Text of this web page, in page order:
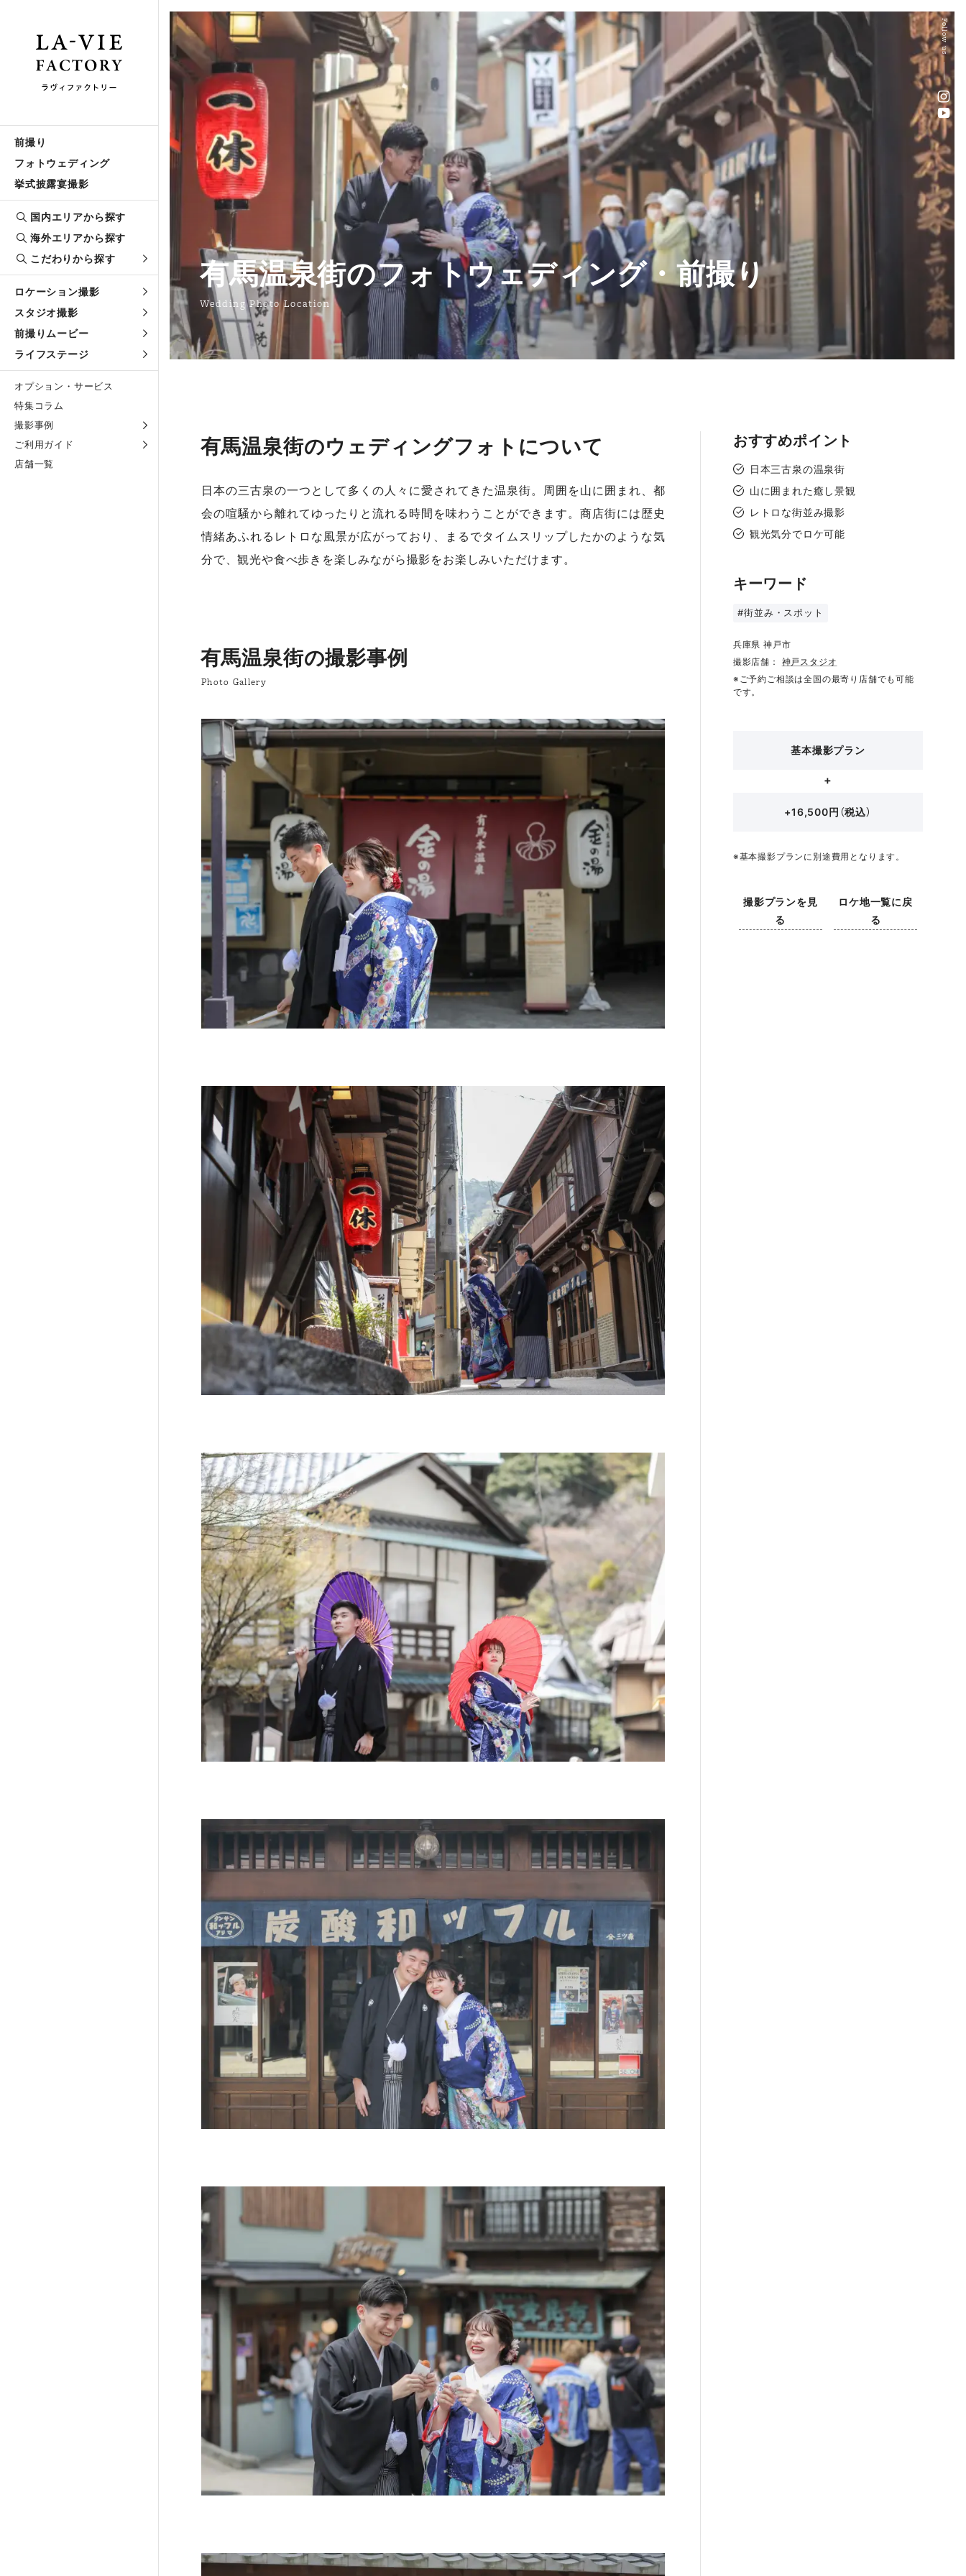
前撮り
フォトウェディング
挙式披露宴撮影
国内エリアから探す
海外エリアから探す
こだわりから探す
ロケーション撮影
スタジオ撮影
前撮りムービー
ライフステージ
オプション・サービス
特集コラム
撮影事例
ご利用ガイド
店舗一覧
有馬温泉街のフォトウェディング・前撮り
Wedding Photo Location
Follow us
有馬温泉街のウェディングフォトについて
日本の三古泉の一つとして多くの人々に愛されてきた温泉街。周囲を山に囲まれ、都
会の喧騒から離れてゆったりと流れる時間を味わうことができます。商店街には歴史
情緒あふれるレトロな風景が広がっており、まるでタイムスリップしたかのような気
分で、観光や食べ歩きを楽しみながら撮影をお楽しみいただけます。
有馬温泉街の撮影事例
Photo Gallery
おすすめポイント
日本三古泉の温泉街
山に囲まれた癒し景観
レトロな街並み撮影
観光気分でロケ可能
キーワード
#街並み・スポット
兵庫県 神戸市
撮影店舗： 神戸スタジオ
※ご予約ご相談は全国の最寄り店舗でも可能
です。
基本撮影プラン
+16,500円（税込）
※基本撮影プランに別途費用となります。
撮影プランを見
る
ロケ地一覧に戻
る